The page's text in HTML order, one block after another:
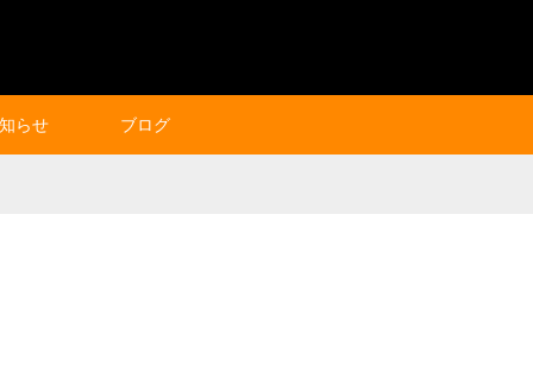
らせ ブログ